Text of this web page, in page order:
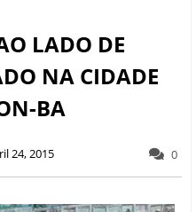
LADO DE
NA CIDADE
BA
24, 2015 0